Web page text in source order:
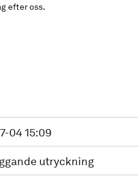
efter oss.
04 15:09
utryckning